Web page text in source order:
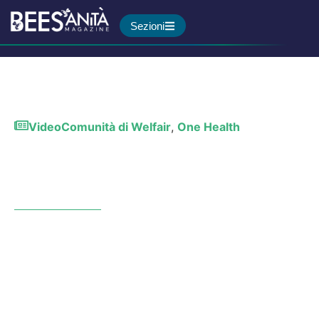
Sezioni
VideoComunità di Welfair, One Health